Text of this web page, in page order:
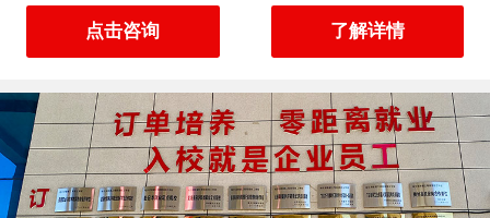
点击咨询 了解详情